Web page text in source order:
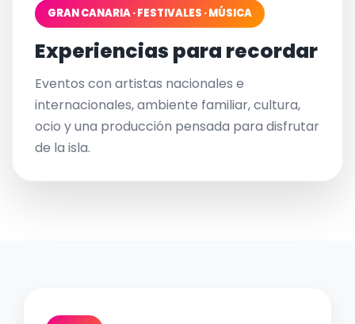
GRAN CANARIA · FESTIVALES · MÚSICA
Experiencias para recordar
Eventos con artistas nacionales e
internacionales, ambiente familiar, cultura,
ocio y una producción pensada para disfrutar
de la isla.